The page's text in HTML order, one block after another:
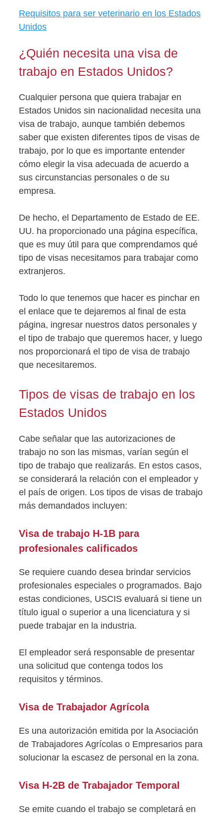
Requisitos para ser veterinario en los Estados
Unidos
¿Quién necesita una visa de
trabajo en Estados Unidos?
Cualquier persona que quiera trabajar en
Estados Unidos sin nacionalidad necesita una
visa de trabajo, aunque también debemos
saber que existen diferentes tipos de visas de
trabajo, por lo que es importante entender
cómo elegir la visa adecuada de acuerdo a
sus circunstancias personales o de su
empresa.
De hecho, el Departamento de Estado de EE.
UU. ha proporcionado una página específica,
que es muy útil para que comprendamos qué
tipo de visas necesitamos para trabajar como
extranjeros.
Todo lo que tenemos que hacer es pinchar en
el enlace que te dejaremos al final de esta
página, ingresar nuestros datos personales y
el tipo de trabajo que queremos hacer, y luego
nos proporcionará el tipo de visa de trabajo
que necesitaremos.
Tipos de visas de trabajo en los
Estados Unidos
Cabe señalar que las autorizaciones de
trabajo no son las mismas, varían según el
tipo de trabajo que realizarás. En estos casos,
se considerará la relación con el empleador y
el país de origen. Los tipos de visas de trabajo
más demandados incluyen:
Visa de trabajo H-1B para
profesionales calificados
Se requiere cuando desea brindar servicios
profesionales especiales o programados. Bajo
estas condiciones, USCIS evaluará si tiene un
título igual o superior a una licenciatura y si
puede trabajar en la industria.
El empleador será responsable de presentar
una solicitud que contenga todos los
requisitos y términos.
Visa de Trabajador Agrícola
Es una autorización emitida por la Asociación
de Trabajadores Agrícolas o Empresarios para
solucionar la escasez de personal en la zona.
Visa H-2B de Trabajador Temporal
Se emite cuando el trabajo se completará en